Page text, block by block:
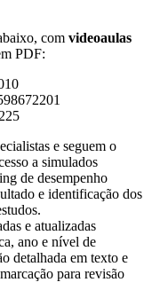
com videoaulas
PDF:
e seguem o
a simulados
de desempenho
e identificação dos
e atualizadas
ano e nível de
detalhada em texto e
para revisão